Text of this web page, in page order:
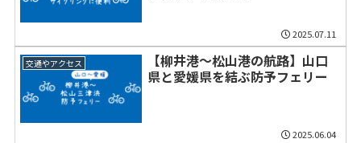
2025.07.11
交通やアクセス
【柳井港～松山港の航路】山口
県と愛媛県を結ぶ防予フェリー
2025.06.04